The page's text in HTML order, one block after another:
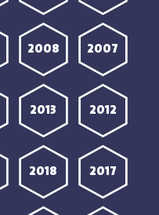
2007
2008
2012
2013
2017
2018